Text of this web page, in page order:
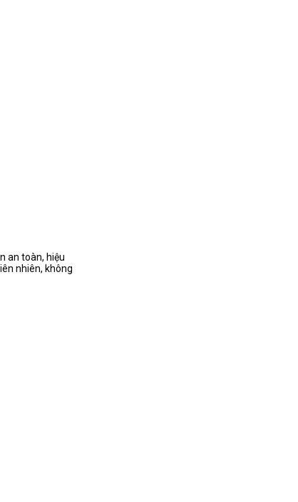
an toàn, hiệu
nhiên, không